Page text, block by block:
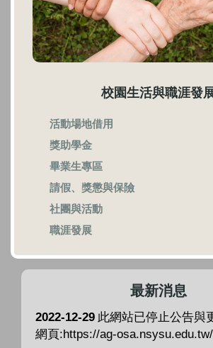
校園生活與職涯發
活動場地借用
獎助學金
畢業生專區
請假、獎懲與保險
社團與活動
職涯發展
最新消息
2022-12-29 此網站已停止公告與
網頁:https://ag-osa.nsysu.edu.tw/